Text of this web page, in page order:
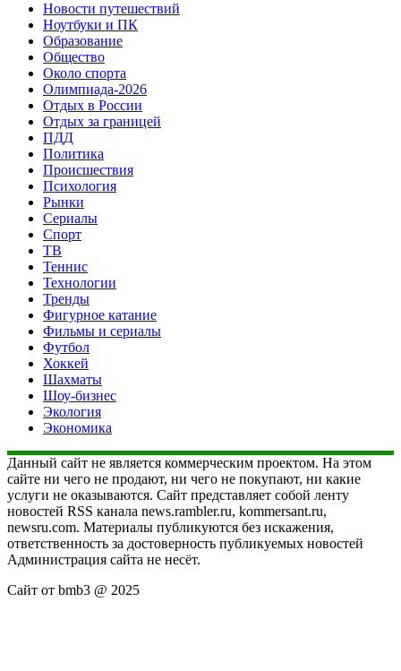
Новости путешествий
Ноутбуки и ПК
Образование
Общество
Около спорта
Олимпиада-2026
Отдых в России
Отдых за границей
ПДД
Политика
Происшествия
Психология
Рынки
Сериалы
Спорт
ТВ
Теннис
Технологии
Тренды
Фигурное катание
Фильмы и сериалы
Футбол
Хоккей
Шахматы
Шоу-бизнес
Экология
Экономика
Данный сайт не является коммерческим проектом. На этом
сайте ни чего не продают, ни чего не покупают, ни какие
услуги не оказываются. Сайт представляет собой ленту
новостей RSS канала news.rambler.ru, kommersant.ru,
newsru.com. Материалы публикуются без искажения,
ответственность за достоверность публикуемых новостей
Администрация сайта не несёт.
Сайт от bmb3 @ 2025